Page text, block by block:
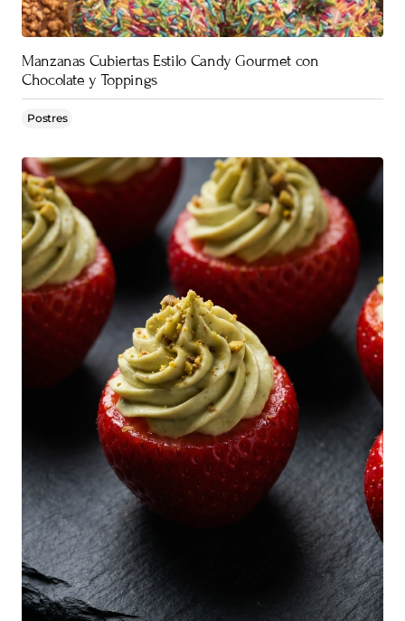
Manzanas Cubiertas Estilo Candy Gourmet con
Chocolate y Toppings
Postres